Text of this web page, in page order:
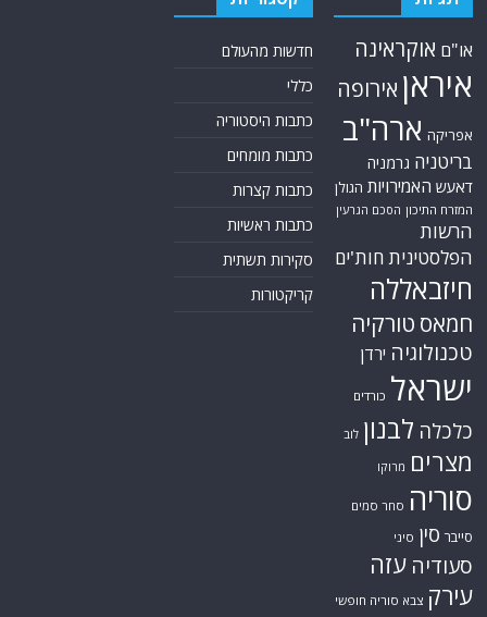
או"ם אוקראינה
איראן אירופה
אפריקה ארה"ב
בריטניה גרמניה
דאעש האמירויות הגולן
המזרח התיכון הסכם הגרעין
הרשות
הפלסטינית חות'ים
חיזבאללה
חמאס טורקיה
טכנולוגיה ירדן
ישראל כורדים
כלכלה לבנון לוב
מצרים מרוקו
סוריה סחר סמים
סייבר סין סיני
סעודיה עזה
עירק צבא סוריה חופשי
חדשות מהעולם
כללי
כתבות היסטוריה
כתבות מומחים
כתבות קצרות
כתבות ראשיות
סקירות תשתית
קריקטורות